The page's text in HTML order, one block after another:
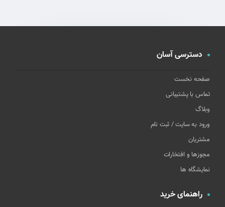
دسترسی آسان
صفحه نخست
تماس با پشتیبانی
وبلاگ
ورود به سایت / ثبت نام
مشتریان
مجوزها و افتخارات
نمایشگاه ها
راهنمای خرید